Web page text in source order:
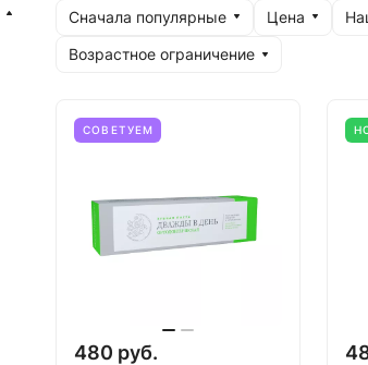
Сначала популярные Цена
Возрастное ограничение
СОВЕТУЕМ
480 руб.